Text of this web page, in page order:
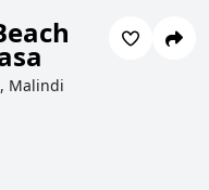
Malindi